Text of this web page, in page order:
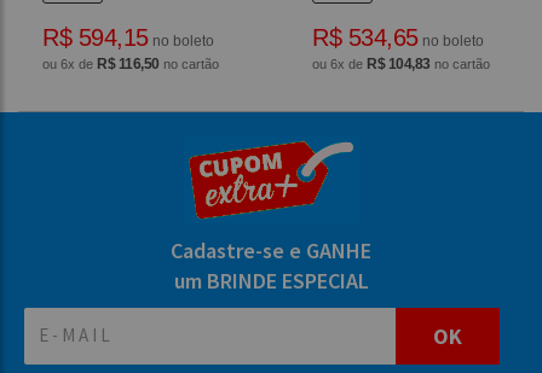
R$ 594,15no boleto
ou 6x de R$ 116,50 no cartão
R$ 534,65no boleto
ou 6x de R$ 104,83 no cartão
Cadastre-se e GANHE
um BRINDE ESPECIAL
OK